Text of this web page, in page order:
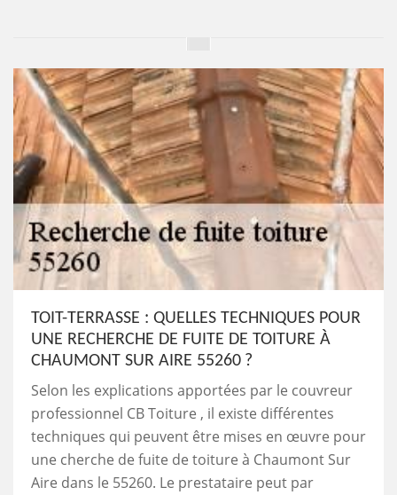
TOIT-TERRASSE : QUELLES TECHNIQUES POUR
UNE RECHERCHE DE FUITE DE TOITURE À
CHAUMONT SUR AIRE 55260 ?
Selon les explications apportées par le couvreur
professionnel CB Toiture , il existe différentes
techniques qui peuvent être mises en œuvre pour
une cherche de fuite de toiture à Chaumont Sur
Aire dans le 55260. Le prestataire peut par